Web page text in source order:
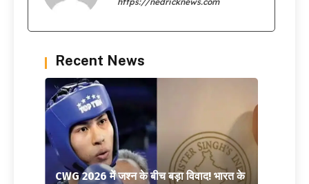
Recent News
CWG 2026 में जश्न के बीच बड़ा विवाद! भारत के